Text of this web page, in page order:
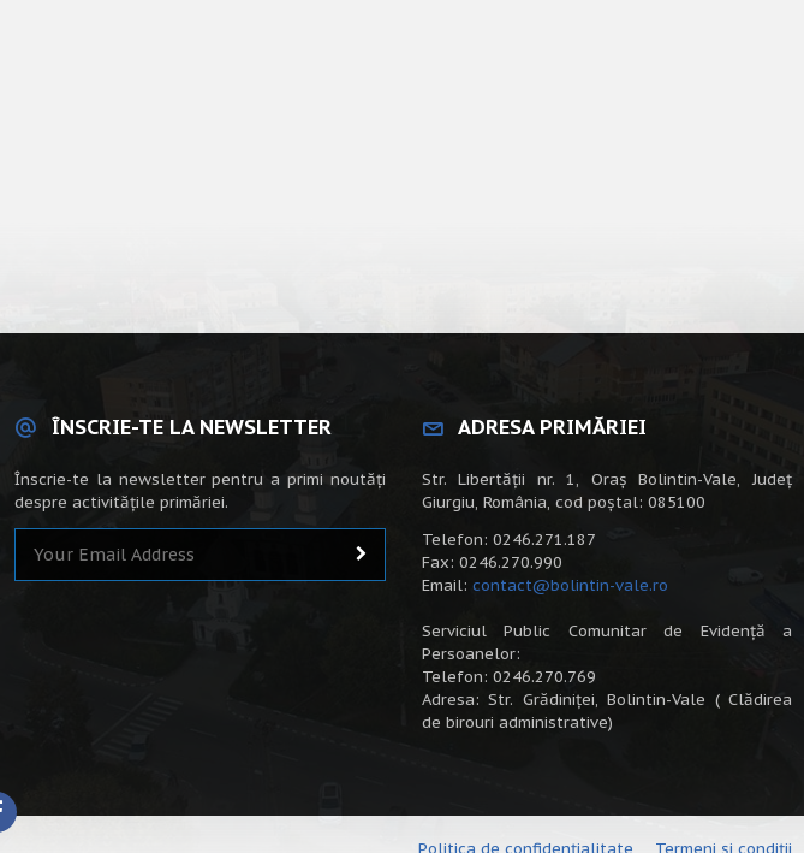
ÎNSCRIE-TE LA NEWSLETTER
Înscrie-te la newsletter pentru a primi noutăți
despre activitățile primăriei.
ADRESA PRIMĂRIEI
Str. Libertății nr. 1, Oraș Bolintin-Vale, Județ
Giurgiu, România, cod poștal: 085100
Telefon: 0246.271.187
Fax: 0246.270.990
Email: contact@bolintin-vale.ro
Serviciul Public Comunitar de Evidență a
Persoanelor:
Telefon: 0246.270.769
Adresa: Str. Grădiniței, Bolintin-Vale ( Clădirea
de birouri administrative)
Politica de confidențialitate Termeni și condiții